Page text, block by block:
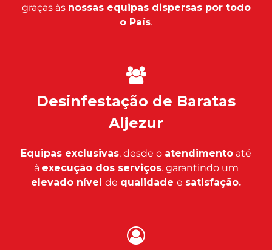
graças às nossas equipas dispersas por todo
o País.
Desinfestação de Baratas
Aljezur
Equipas exclusivas, desde o atendimento até
à execução dos serviços. garantindo um
elevado nível de qualidade e satisfação.